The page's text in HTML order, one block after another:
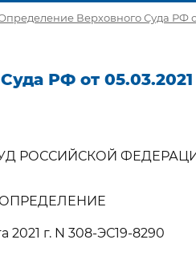
Верховного Суда РФ
РФ от 05.03.2021
РОССИЙСКОЙ
ОПРЕДЕЛЕНИЕ
2021 г. N 308-ЭС19-8290